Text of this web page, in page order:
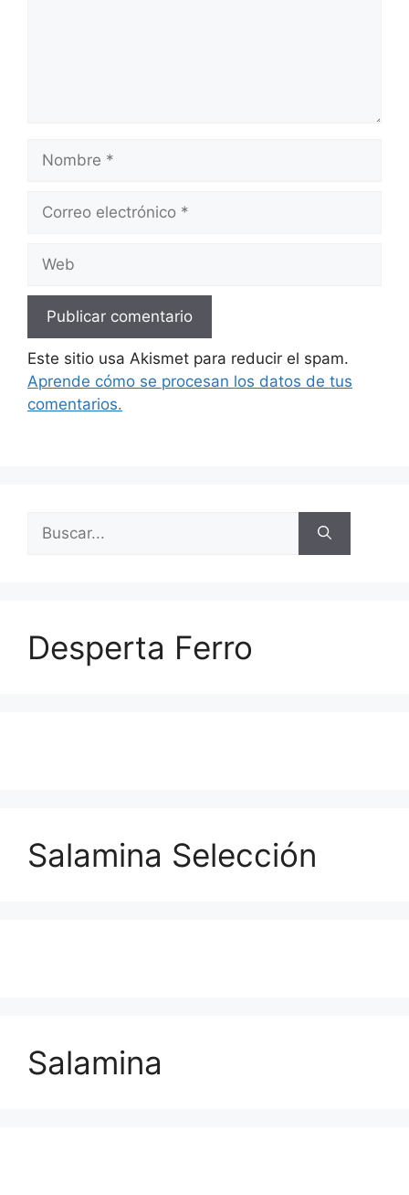
electrónico
Este sitio usa Akismet para reducir el spam.
Aprende cómo se procesan los datos de tus
comentarios.
Buscar:
Desperta Ferro
Salamina Selección
Salamina